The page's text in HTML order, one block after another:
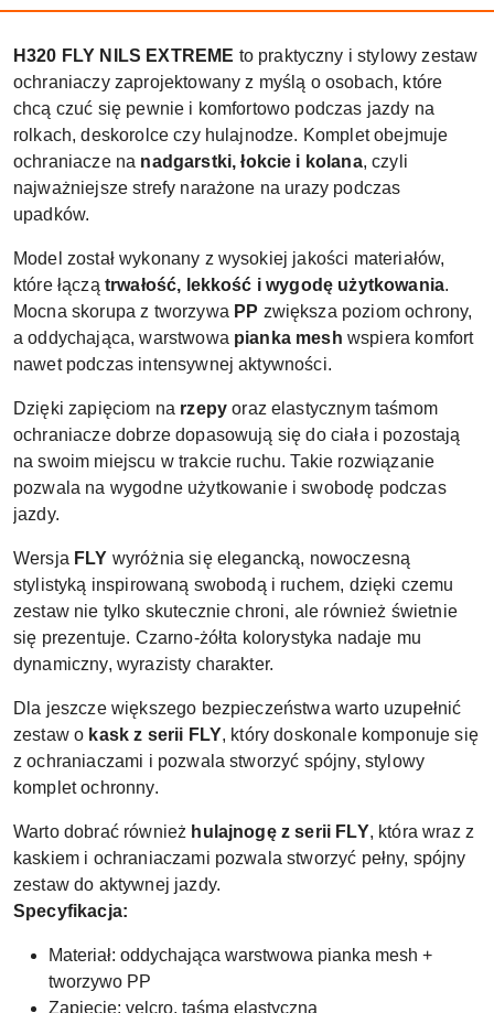
H320 FLY NILS EXTREME to praktyczny i stylowy zestaw
ochraniaczy zaprojektowany z myślą o osobach, które
chcą czuć się pewnie i komfortowo podczas jazdy na
rolkach, deskorolce czy hulajnodze. Komplet obejmuje
ochraniacze na nadgarstki, łokcie i kolana, czyli
najważniejsze strefy narażone na urazy podczas
upadków.
Model został wykonany z wysokiej jakości materiałów,
które łączą trwałość, lekkość i wygodę użytkowania.
Mocna skorupa z tworzywa PP zwiększa poziom ochrony,
a oddychająca, warstwowa pianka mesh wspiera komfort
nawet podczas intensywnej aktywności.
Dzięki zapięciom na rzepy oraz elastycznym taśmom
ochraniacze dobrze dopasowują się do ciała i pozostają
na swoim miejscu w trakcie ruchu. Takie rozwiązanie
pozwala na wygodne użytkowanie i swobodę podczas
jazdy.
Wersja FLY wyróżnia się elegancką, nowoczesną
stylistyką inspirowaną swobodą i ruchem, dzięki czemu
zestaw nie tylko skutecznie chroni, ale również świetnie
się prezentuje. Czarno-żółta kolorystyka nadaje mu
dynamiczny, wyrazisty charakter.
Dla jeszcze większego bezpieczeństwa warto uzupełnić
zestaw o kask z serii FLY, który doskonale komponuje się
z ochraniaczami i pozwala stworzyć spójny, stylowy
komplet ochronny.
Warto dobrać również hulajnogę z serii FLY, która wraz z
kaskiem i ochraniaczami pozwala stworzyć pełny, spójny
zestaw do aktywnej jazdy.
Specyfikacja:
Materiał: oddychająca warstwowa pianka mesh +
tworzywo PP
Zapięcie: velcro, taśma elastyczna